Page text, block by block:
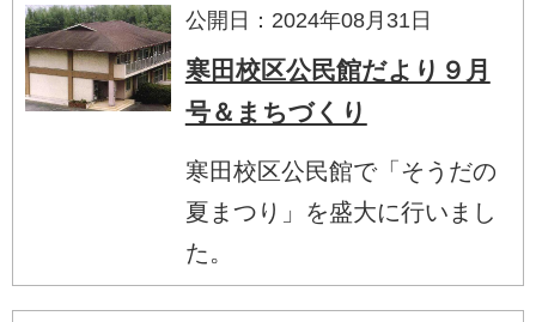
公開日：2024年08月31日
寒田校区公民館だより９月
号＆まちづくり
寒田校区公民館で「そうだの
夏まつり」を盛大に行いまし
た。